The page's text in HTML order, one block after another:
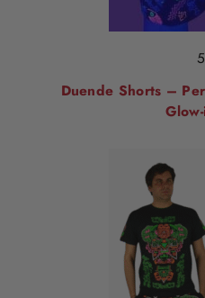
Duende Shorts –